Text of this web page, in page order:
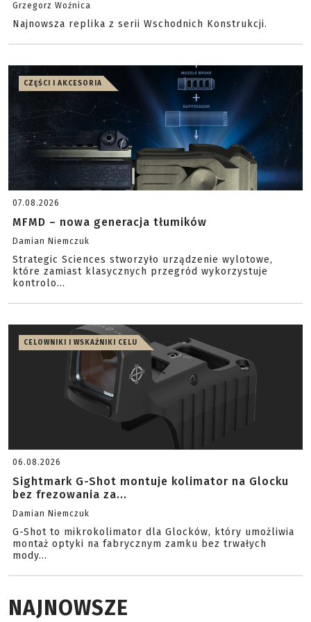
Grzegorz Woźnica
Najnowsza replika z serii Wschodnich Konstrukcji.
CZĘŚCI I AKCESORIA
07.08.2026
MFMD – nowa generacja tłumików
Damian Niemczuk
Strategic Sciences stworzyło urządzenie wylotowe,
które zamiast klasycznych przegród wykorzystuje
kontrolo...
CELOWNIKI I WSKAŹNIKI CELU
06.08.2026
Sightmark G-Shot montuje kolimator na Glocku
bez frezowania za...
Damian Niemczuk
G-Shot to mikrokolimator dla Glocków, który umożliwia
montaż optyki na fabrycznym zamku bez trwałych
mody...
NAJNOWSZE